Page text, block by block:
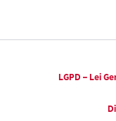
LGPD – Lei